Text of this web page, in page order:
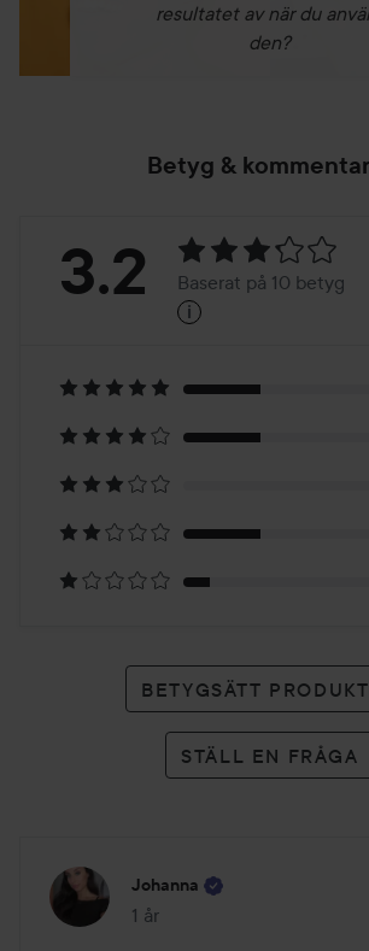
resultatet av när du
den?
Betyg &
Betyg:
Baserat
på
10
betyg
3.2 Baserat på 10 betyg
i
BETYGSÄTT
STÄLL EN FRÅGA
Johanna
1 år
Inlägget skapades 1 år